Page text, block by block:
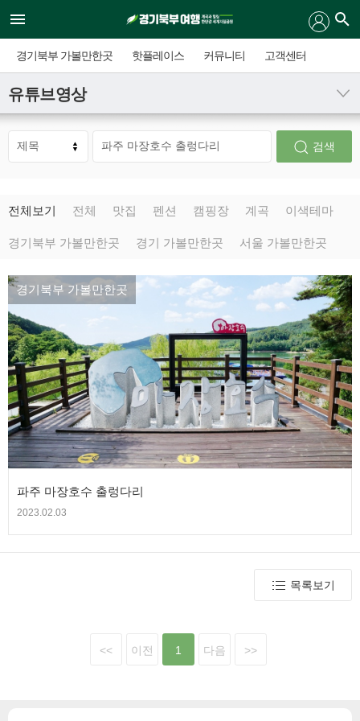
경기북부 가볼만한곳 핫플레이스 커뮤니티 고객센터
유튜브영상
검색
전체보기 전체 맛집 펜션 캠핑장 계곡 이색테마
경기북부 가볼만한곳 경기 가볼만한곳 서울 가볼만한곳
경기북부 가볼만한곳
파주 마장호수 출렁다리
2023.02.03
목록보기
<< 이전 1 다음 >>